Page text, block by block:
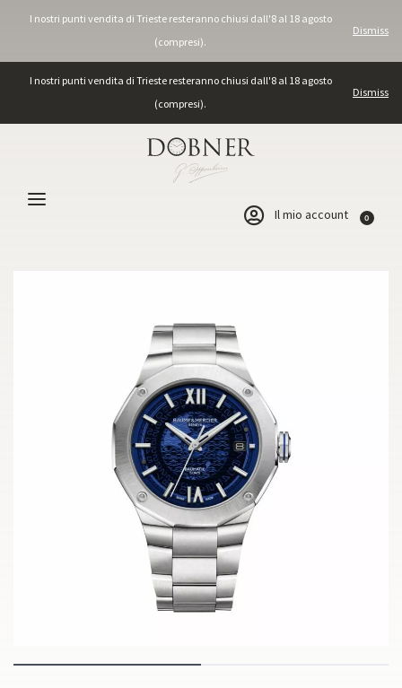
I nostri punti vendita di Trieste resteranno chiusi dall'8 al 18 agosto
(compresi).
Dismiss
I nostri punti vendita di Trieste resteranno chiusi dall'8 al 18 agosto
(compresi).
Dismiss
Il mio account 0